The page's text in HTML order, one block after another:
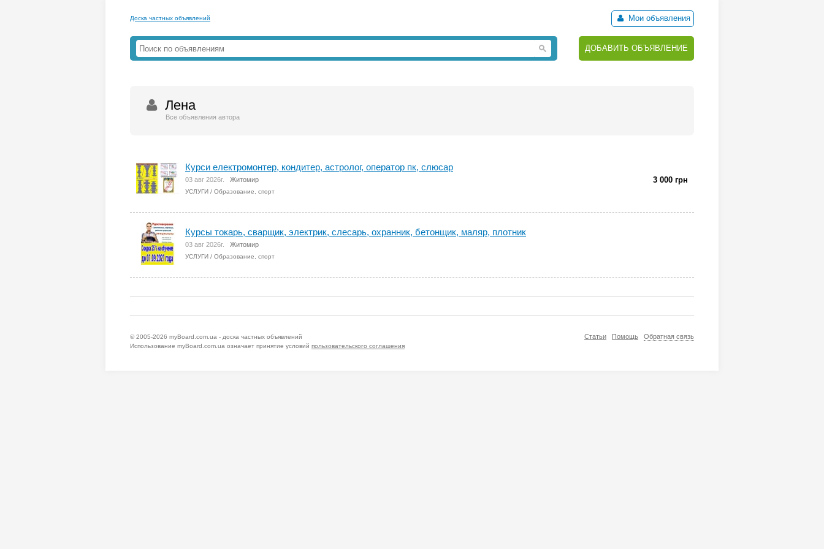
Доска частных объявлений Мои объявления
ДОБАВИТЬ ОБЪЯВЛЕНИЕ
Лена
Все объявления автора
Курси електромонтер, кондитер, астролог, оператор пк, слюсар
03 авг 2026г. Житомир
УСЛУГИ / Образование, спорт
3 000 грн
Курсы токарь, сварщик, электрик, слесарь, охранник, бетонщик, маляр, плотник
03 авг 2026г. Житомир
УСЛУГИ / Образование, спорт
Статьи Помощь Обратная связь
© 2005-2026 myBoard.com.ua - доска частных объявлений
Использование myBoard.com.ua означает принятие условий пользовательского соглашения